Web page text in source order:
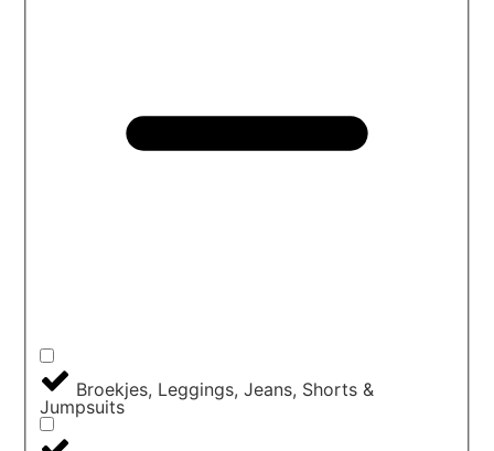
Broekjes, Leggings, Jeans, Shorts &
Jumpsuits